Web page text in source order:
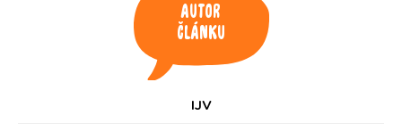
Autor
článku
IJV